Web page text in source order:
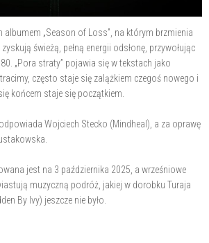
albumem „Season of Loss”, na którym brzmienia
świeżą, pełną energii odsłonę, przywołując
„Pora straty” pojawia się w tekstach jako
często staje się zalążkiem czegoś nowego i
końcem staje się początkiem.
Wojciech Stecko (Mindheal), a za oprawę
jest na 3 października 2025, a wrześniowe
muzyczną podróż, jakiej w dorobku Turaja
By Ivy) jeszcze nie było.